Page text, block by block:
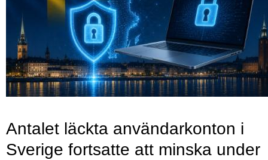
Antalet läckta användarkonton i
Sverige fortsatte att minska under